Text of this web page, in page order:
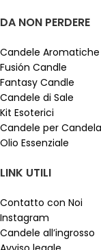
DA NON PERDERE
Candele Aromatiche
Fusión Candle
Fantasy Candle
Candele di Sale
Kit Esoterici
Candele per
Olio Essenziale
LINK UTILI
Contatto con Noi
Instagram
Candele all’ingrosso